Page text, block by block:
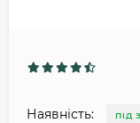
Наявність: ПІД